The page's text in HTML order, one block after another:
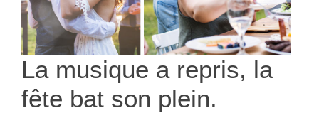
La musique a repris, la
fête bat son plein.